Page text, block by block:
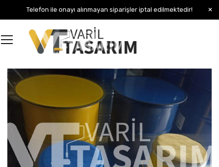
Telefon ile onayı alınmayan siparişler iptal edilmektedir!